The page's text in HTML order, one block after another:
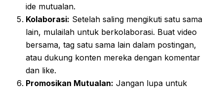
ide mutualan.
Kolaborasi: Setelah saling mengikuti satu sama
lain, mulailah untuk berkolaborasi. Buat video
bersama, tag satu sama lain dalam postingan,
atau dukung konten mereka dengan komentar
dan like.
Promosikan Mutualan: Jangan lupa untuk